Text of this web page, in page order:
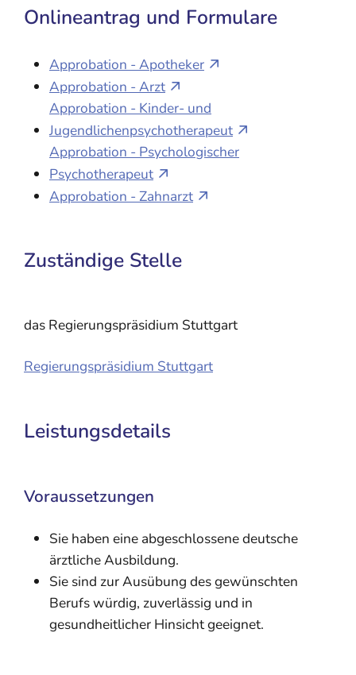
Onlineantrag und Formulare
Approbation - Apotheker
Approbation - Arzt
Approbation - Kinder- und
Jugendlichenpsychotherapeut
Approbation - Psychologischer
Psychotherapeut
Approbation - Zahnarzt
Zuständige Stelle
das Regierungspräsidium Stuttgart
Regierungspräsidium Stuttgart
Leistungsdetails
Voraussetzungen
Sie haben eine abgeschlossene deutsche
ärztliche Ausbildung.
Sie sind zur Ausübung des gewünschten
Berufs würdig, zuverlässig und in
gesundheitlicher Hinsicht geeignet.